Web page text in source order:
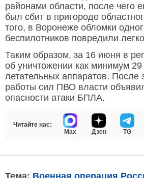
районами области, после
был сбит в пригороде
того, в Воронеже обломки
беспилотников повредили
Таким образом, за 16 июня в
об уничтожении как минимум
летательных аппаратов. После
работы сил ПВО власти
опасности атаки БПЛА.
Читайте нас:
Max
Дзен TG